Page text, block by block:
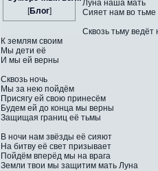
[Блог]
Луна наша мать
Сияет нам во тьме
Сквозь тьму ведёт
К землям своим
Мы дети её
И мы ей верны
Сквозь ночь
Мы за нею пойдём
Присягу ей свою принесём
Будем ей до конца мы верны
Защищая границ её тьмы
В ночи нам звёзды её сияют
На битву её свет призывает
Пойдём вперёд мы на врага
Земли твои мы защитим мать Луна